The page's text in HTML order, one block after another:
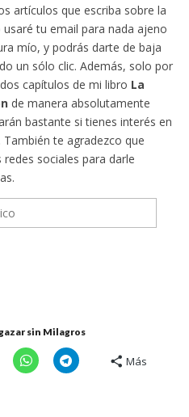
artículos que escriba sobre la
tu email para nada ajeno
mío, y podrás darte de baja
un sólo clic. Además, solo por
capítulos de mi libro La
de manera absolutamente
bastante si tienes interés en
te agradezco que
sociales para darle
sin Milagros
Más